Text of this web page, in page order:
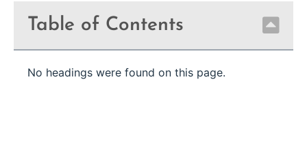
Table of Contents
No headings were found on this page.